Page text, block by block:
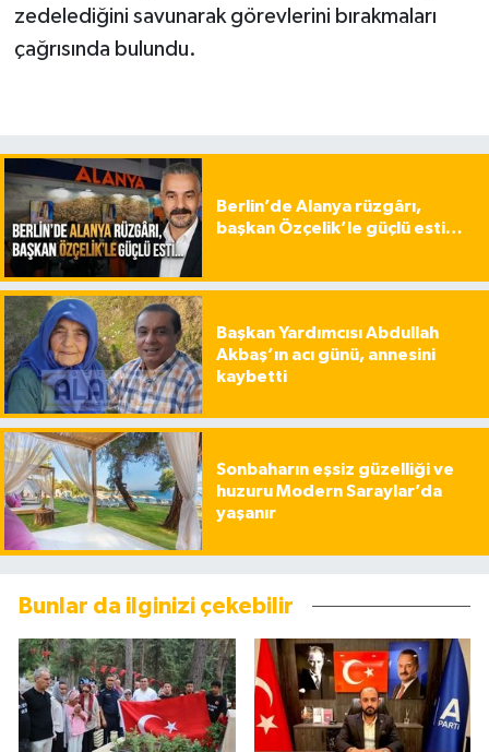
zedelediğini savunarak görevlerini bırakmaları
çağrısında bulundu.
Berlin’de Alanya rüzgârı,
başkan Özçelik’le güçlü esti…
Başkan Yardımcısı Abdullah
Akbaş’ın acı günü, annesini
kaybetti
Sonbaharın eşsiz güzelliği ve
huzuru Modern Saraylar’da
yaşanır
Bunlar da ilginizi çekebilir